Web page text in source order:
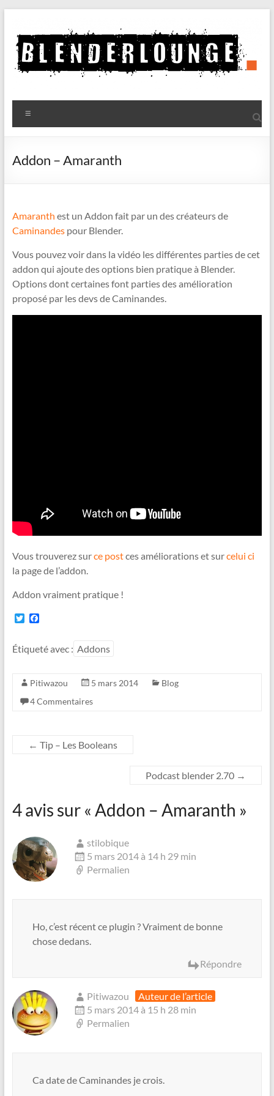
contenu
Blenderlounge
Le
de
Addon – Amaranth
Amaranth est un Addon fait par un des créateurs de
Caminandespour Blender.
Vous pouvez voir dans la vidéo les différentes parties de cet
addon qui ajoute des options bien pratique à Blender.
Options dont certaines font parties des amélioration
proposé par les devs de Caminandes.
Vous trouverez surce postces améliorations et surcelui ci
la page de l’addon.
Addon vraiment pratique !
T
t
t
r
F
e
k
Étiqueté avec : Addons
Pitiwazou 5 mars 2014
Blog
4 Commentaires
← Tip – Les Booleans
Podcast blender 2.70 →
4 avis sur « Addon – Amaranth »
stilobique
5 mars 2014 à 14 h 29 min
Permalien
Ho, c’est récent ce plugin ? Vraiment de bonne
chose dedans.
Répondre
Pitiwazou
Auteur de l’article
5 mars 2014 à 15 h 28 min
Permalien
Ca date de Caminandes je crois.